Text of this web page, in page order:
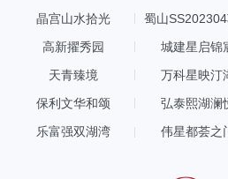
晶宫山水拾光 蜀山
高新擢秀园 城建星启锦
天青臻境 万科星映汀
保利文华和颂 弘泰熙湖澜
乐富强双湖湾 伟星都荟之